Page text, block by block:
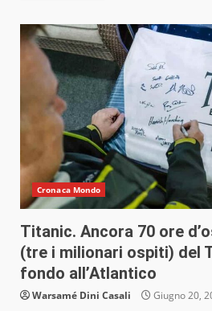
Cronaca Mondo
Titanic. Ancora 70 ore
(tre i milionari ospiti) del
fondo all’Atlantico
Warsamé Dini Casali Giugno 20,